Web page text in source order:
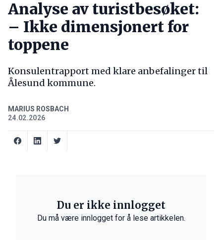
Analyse av turistbesøket:
– Ikke dimensjonert for
toppene
Konsulentrapport med klare anbefalinger til
Ålesund kommune.
MARIUS ROSBACH
24.02.2026
Du er ikke innlogget
Du må være innlogget for å lese artikkelen.